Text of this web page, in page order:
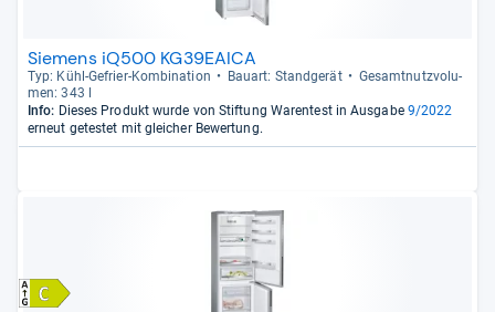
Siemens iQ500 KG39EAICA
Typ: Kühl-​Gefrier-​Kom­bi­na­tion Bau­art: Stand­ge­rät
Gesamt­nutz­vo­lu­
men: 343 l
Info: Dieses Produkt wurde von Stiftung Warentest in Ausgabe 9/2022
erneut getestet mit gleicher Bewertung.